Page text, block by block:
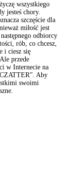
wszystkiego
jesteś chory.
szczęście dla
miłość jest
odbiorcy
rób, co chcesz,
i ciesz się
przede
w Internecie na
Aby
swoimi